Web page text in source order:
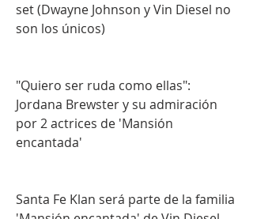
set (Dwayne Johnson y Vin Diesel no
son los únicos)
"Quiero ser ruda como ellas":
Jordana Brewster y su admiración
por 2 actrices de 'Mansión
encantada'
Santa Fe Klan será parte de la familia